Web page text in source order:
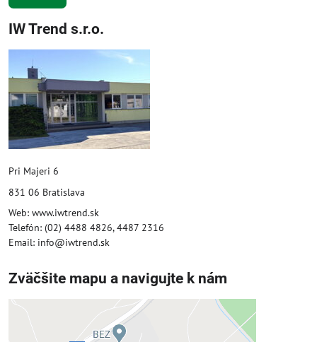
IW Trend s.r.o.
Pri Majeri 6
831 06 Bratislava
Web: www.iwtrend.sk
Telefón: (02) 4488 4826, 4487 2316
Email: info@iwtrend.sk
Zväčšite mapu a navigujte k nám